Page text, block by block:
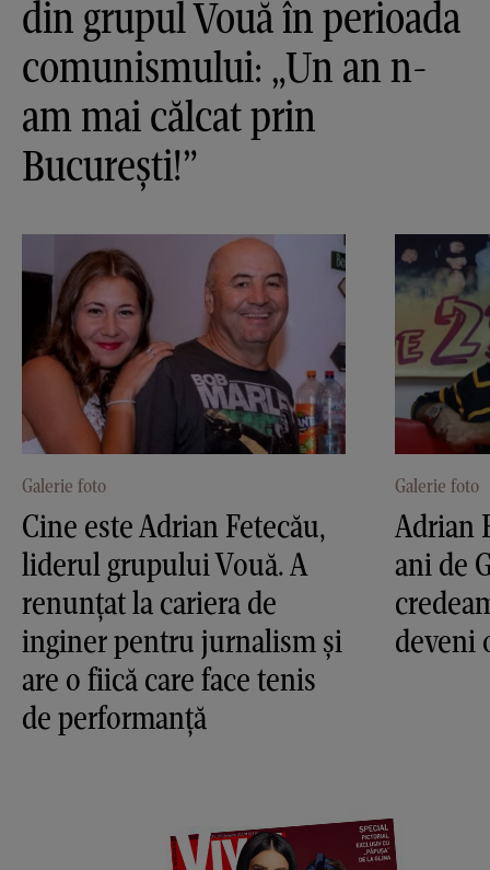
din grupul Vouă în perioada
comunismului: „Un an n-
am mai călcat prin
București!”
Galerie foto
Cine este Adrian Fetecău,
liderul grupului Vouă. A
renunțat la cariera de
inginer pentru jurnalism și
are o fiică care face tenis
de performanță
Galerie foto
Adrian
ani de
deveni